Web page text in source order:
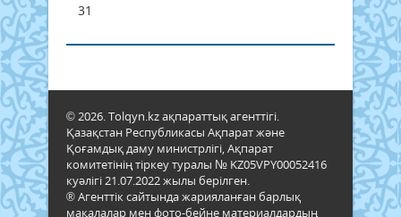
31
© 2026. Tolqyn.kz ақпараттық агенттігі.
Қазақстан Республикасы Ақпарат және
Қоғамдық даму министрлігі, Ақпарат
комитетінің тіркеу туралы № KZ05VPY00052416
куәлігі 21.07.2022 жылы берілген.
® Агенттік сайтында жарияланған барлық
мақалалар мен фото-бейне материалдардың